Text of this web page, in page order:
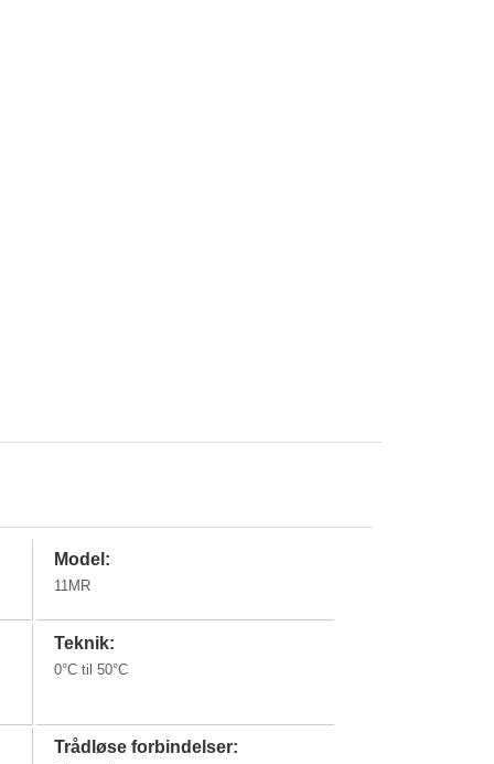
Model:
11MR
Teknik:
0°C til 50°C
Trådløse forbindelser: